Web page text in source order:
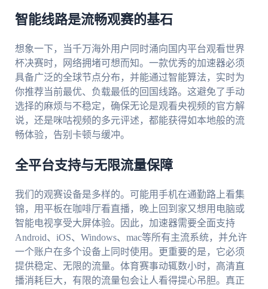
智能线路是流畅观赛的基石
想象一下，当千万海外用户同时涌向国内平台观看世界
杯决赛时，网络拥堵可想而知。一款优秀的加速器必须
具备广泛的全球节点分布，并能通过智能算法，实时为
你推荐当前最优、负载最低的回国线路。这避免了手动
选择的麻烦与不稳定，确保无论是观看央视频的官方解
说，还是咪咕视频的多元评述，都能获得如本地般的流
畅体验，告别卡顿与缓冲。
全平台支持与无限流量保障
我们的观赛设备是多样的。可能用手机在通勤路上看集
锦，用平板在咖啡厅看直播，晚上回到家又想用电脑或
智能电视享受大屏体验。因此，加速器需要全面支持
Android、iOS、Windows、mac等所有主流系统，并允许
一个账户在多个设备上同时使用。更重要的是，它必须
提供稳定、无限的流量。体育赛事动辄数小时，高清直
播消耗巨大，有限的流量包会让人看得提心吊胆。真正